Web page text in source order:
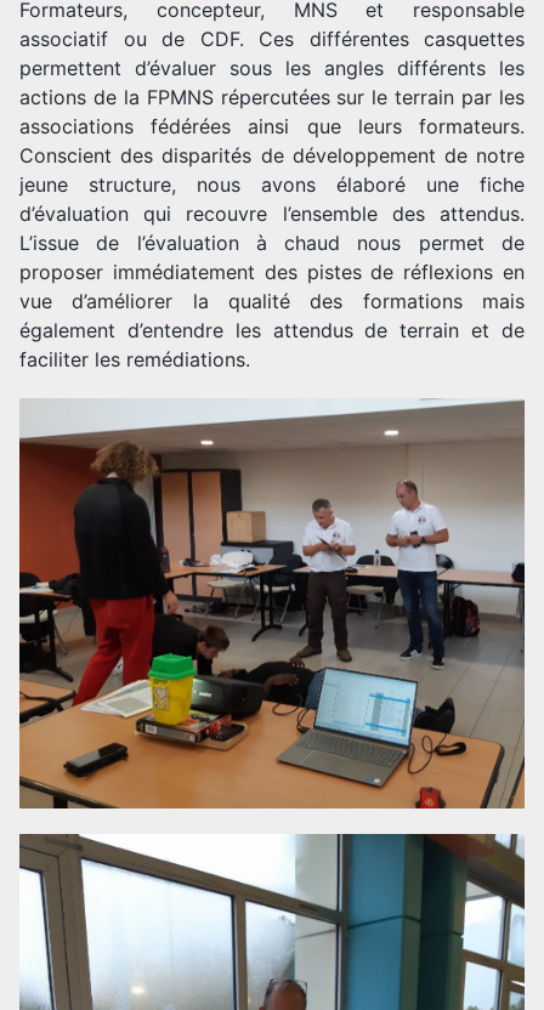
Formateurs, concepteur, MNS et responsable
associatif ou de CDF. Ces différentes casquettes
permettent d’évaluer sous les angles différents les
actions de la FPMNS répercutées sur le terrain par les
associations fédérées ainsi que leurs formateurs.
Conscient des disparités de développement de notre
jeune structure, nous avons élaboré une fiche
d’évaluation qui recouvre l’ensemble des attendus.
L’issue de l’évaluation à chaud nous permet de
proposer immédiatement des pistes de réflexions en
vue d’améliorer la qualité des formations mais
également d’entendre les attendus de terrain et de
faciliter les remédiations.